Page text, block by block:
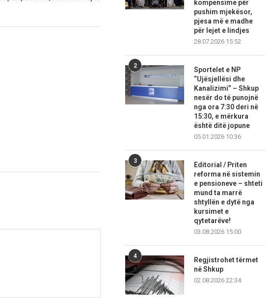
kompensime për
pushim mjekësor,
pjesa më e madhe
për lejet e lindjes
28.07.2026 15:52
2
Sportelet e NP
“Ujësjellësi dhe
Kanalizimi” – Shkup
nesër do të punojnë
nga ora 7:30 deri në
15:30, e mërkura
është ditë jopune
05.01.2026 10:36
3
Editorial / Priten
reforma në sistemin
e pensioneve – shteti
mund ta marrë
shtyllën e dytë nga
kursimet e
qytetarëve!
03.08.2026 15:00
4
Regjistrohet tërmet
në Shkup
02.08.2026 22:34